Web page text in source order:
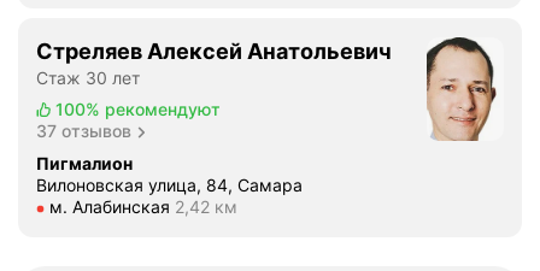
Стреляев Алексей Анатольевич
Стаж 30 лет
100% рекомендуют
37 отзывов
Пигмалион
Вилоновская улица, 84, Самара
Метро м. Алабинская Расстояние 2,42 км
м. Алабинская 2,42 км